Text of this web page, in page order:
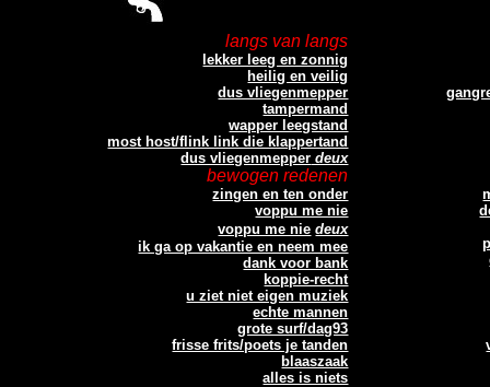
langs van langs
lekker leeg en zonnig
heilig en veilig
dus vliegenmepper
tampermand
wapper leegstand
most host/flink link die klappertand
dus vliegenmepper deux
bewogen redenen
zingen en ten onder
voppu me nie
voppu me nie deux
ik ga op vakantie en neem mee
dank voor bank
koppie-recht
u ziet niet eigen muziek
echte mannen
grote surf/dag93
frisse frits/poets je tanden
blaaszaak
alles is niets